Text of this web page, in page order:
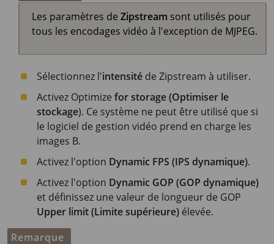
Les paramètres de Zipstream sont utilisés pour
tous les encodages vidéo à l'exception de MJPEG.
Sélectionnez l'intensité de Zipstream à utiliser.
Activez Optimize for storage (Optimiser le
stockage). Ce système ne peut être utilisé que si
le logiciel de gestion vidéo prend en charge les
images B.
Activez l'option Dynamic FPS (IPS dynamique).
Activez l'option Dynamic GOP (GOP dynamique)
et définissez une valeur de longueur de GOP
Upper limit (Limite supérieure) élevée.
Remarque